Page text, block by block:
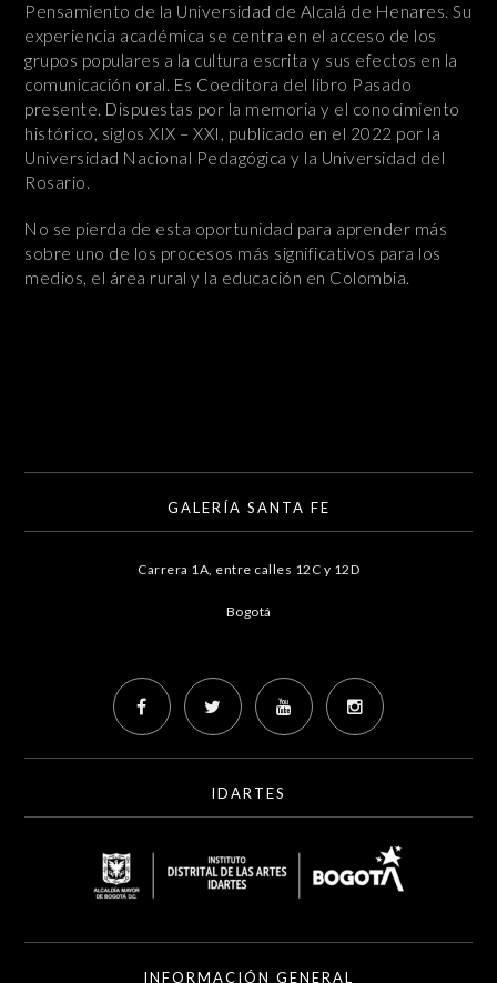
Pensamiento de la Universidad de Alcalá de Henares. Su
experiencia académica se centra en el acceso de los
grupos populares a la cultura escrita y sus efectos en la
comunicación oral. Es Coeditora del libro Pasado
presente. Dispuestas por la memoria y el conocimiento
histórico, siglos XIX – XXI, publicado en el 2022 por la
Universidad Nacional Pedagógica y la Universidad del
Rosario.
No se pierda de esta oportunidad para aprender más
sobre uno de los procesos más significativos para los
medios, el área rural y la educación en Colombia.
GALERÍA SANTA FE
Carrera 1A, entre calles 12C y 12D
Bogotá
IDARTES
INFORMACIÓN GENERAL